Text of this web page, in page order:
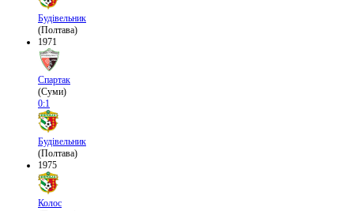
Будівельник
(Полтава)
1971
Спартак
(Суми)
0:1
Будівельник
(Полтава)
1975
Колос